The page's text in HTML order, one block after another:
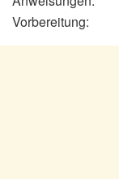
Vorbereitung: